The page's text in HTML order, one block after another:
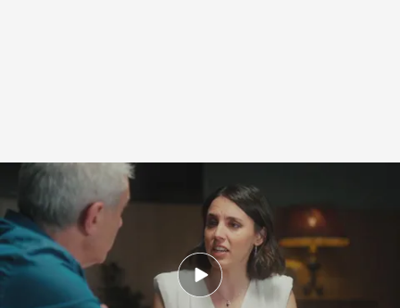
Irene Montero OTRO ENFOQUE
Otro enfoque
09 MAY 2024 - 00:30h.
No te pierdas la entrevista completa de Jon